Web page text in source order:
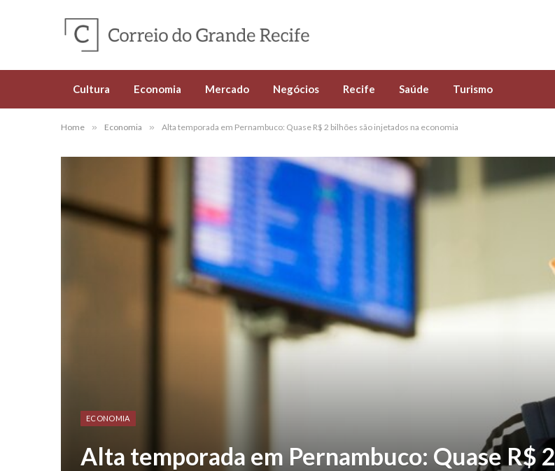
Cultura Economia Mercado Negócios Recife Saúde Turismo
Home » Economia » Alta temporada em Pernambuco: Quase R$ 2 bilhões são injetados na economia
ECONOMIA
Alta temporada em Pernambuco: Quase R$ 2